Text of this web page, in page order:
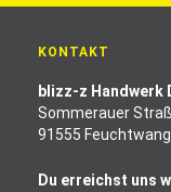
KONTAKT
blizz-z Handwerk
Sommerauer
91555
Du erreichst uns